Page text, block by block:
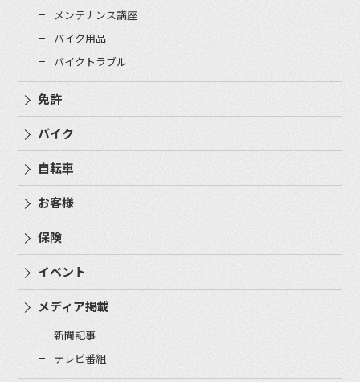
メンテナンス講座
バイク用品
バイクトラブル
免許
バイク
自転車
お客様
保険
イベント
メディア掲載
新聞記事
テレビ番組